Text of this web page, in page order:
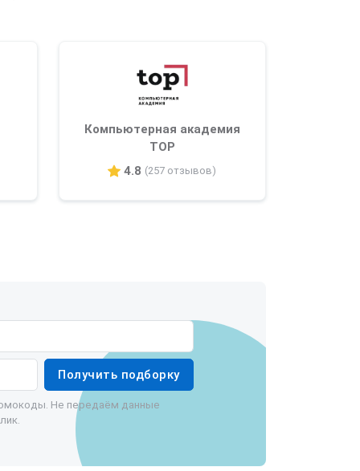
Компьютерная академия
TOP
4.8 (257 отзывов)
Получить подборку
Не передаём данные